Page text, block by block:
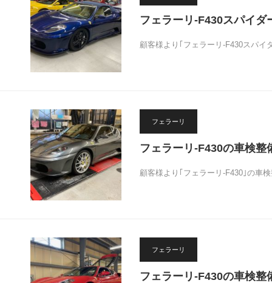
フェラーリ-F430スパイダ
顧客様より｢フェラーリ-F430スパ
フェラーリ
フェラーリ-F430の車検整
顧客様より｢フェラーリ-F430｣の車
フェラーリ
フェラーリ-F430の車検整